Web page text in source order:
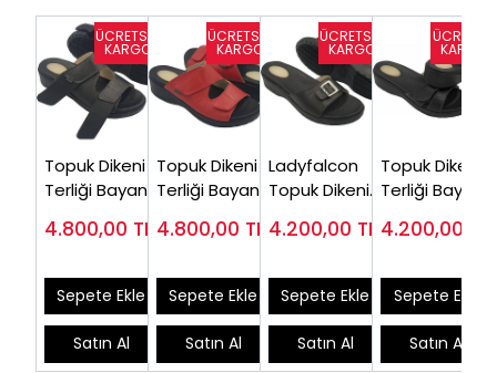
Topuk Dikeni
Terliği Bayan
( En Çok
4.800,00 TL
Sepete Ekle
Satın Al
Topuk Dikeni
Terliği Bayan
(Şiş Ayaklar
4.800,00 TL
Sepete Ekle
Satın Al
Ladyfalcon
Topuk Dikeni
EPT04S (En
4.200,00 TL
Sepete Ekle
Satın Al
Topuk Dikeni
Terliği Bayan
(En Çok
Model)
4.200,00
Sepete Ekle
Satın Al